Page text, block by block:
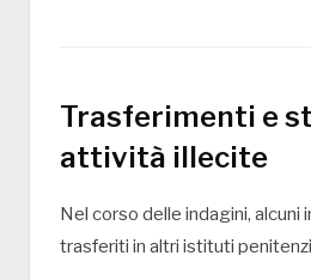
Trasferimenti e
attività illecite
Nel corso delle indagini, alcuni
trasferiti in altri istituti